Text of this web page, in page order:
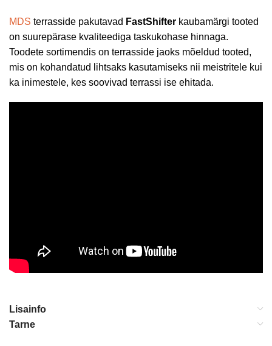
MDS terrasside pakutavad FastShifter kaubamärgi tooted
on suurepärase kvaliteediga taskukohase hinnaga.
Toodete sortimendis on terrasside jaoks mõeldud tooted,
mis on kohandatud lihtsaks kasutamiseks nii meistritele kui
ka inimestele, kes soovivad terrassi ise ehitada.
Lisainfo
Tarne